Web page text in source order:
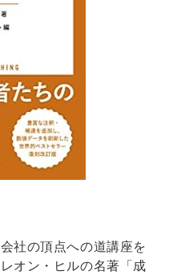
社の頂点への道講座を
オン・ヒルの名著「成